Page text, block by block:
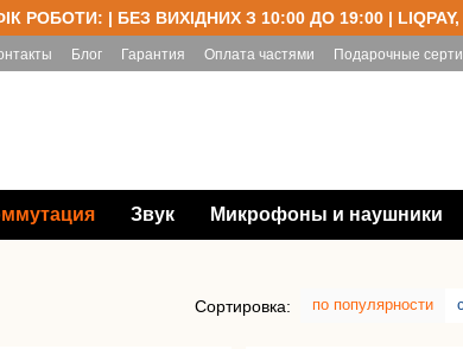
РОБОТИ: | БЕЗ ВИХІДНИХ З 10:00 ДО 19:00 |
Блог Гарантия Оплата частями Подарочные
Звук Микрофоны и наушники
Сортировка: по популярности